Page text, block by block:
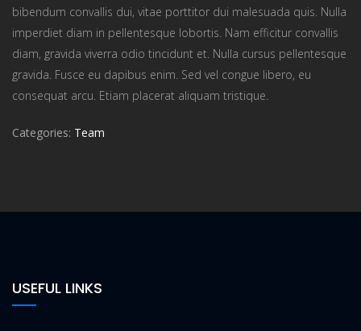
bibendum convallis dui, vitae porttitor dui malesuada quis. Nulla
imperdiet diam in pellentesque lobortis. Nam efficitur convallis
diam, gravida viverra odio tincidunt et. Nulla cursus pellentesque
gravida. Fusce eu dapibus enim. Sed vel congue libero, eu
consequat arcu. Etiam placerat aliquam tristique.
Categories: Team
USEFUL LINKS